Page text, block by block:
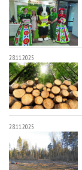
28.11.2025
28.11.2025